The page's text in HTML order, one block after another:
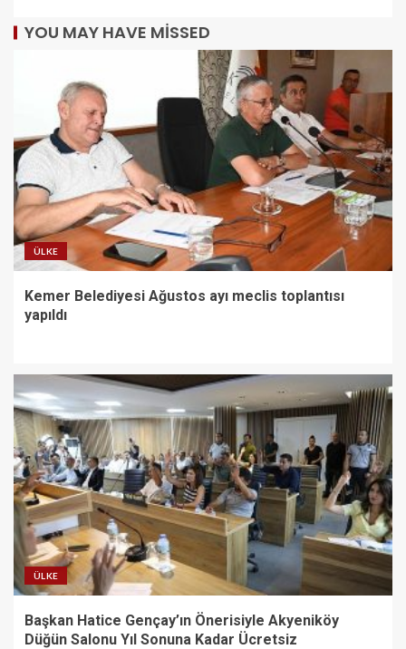
YOU MAY HAVE MISSED
ÜLKE
Kemer Belediyesi Ağustos ayı meclis toplantısı
yapıldı
ÜLKE
Başkan Hatice Gençay’ın Önerisiyle Akyeniköy
Düğün Salonu Yıl Sonuna Kadar Ücretsiz